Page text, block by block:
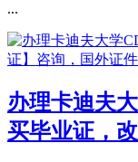
...
办理卡迪夫
买毕业证，